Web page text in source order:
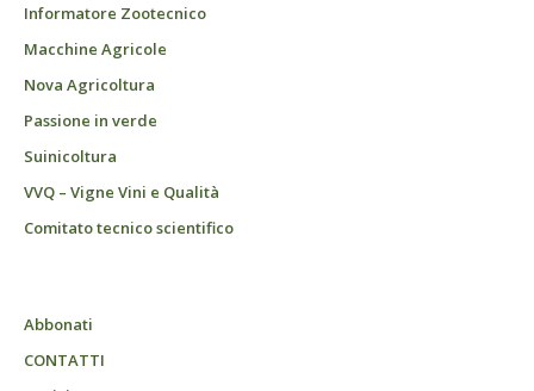
Informatore Zootecnico
Macchine Agricole
Nova Agricoltura
Passione in verde
Suinicoltura
VVQ – Vigne Vini e Qualità
Comitato tecnico scientifico
Abbonati
CONTATTI